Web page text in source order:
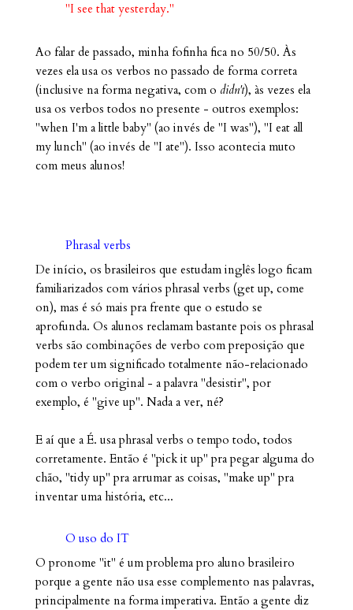
"I see that yesterday."
Ao falar de passado, minha fofinha fica no 50/50. Às
vezes ela usa os verbos no passado de forma correta
(inclusive na forma negativa, com o didn't), às vezes ela
usa os verbos todos no presente - outros exemplos:
"when I'm a little baby" (ao invés de "I was"), "I eat all
my lunch" (ao invés de "I ate"). Isso acontecia muto
com meus alunos!
Phrasal verbs
De início, os brasileiros que estudam inglês logo ficam
familiarizados com vários phrasal verbs (get up, come
on), mas é só mais pra frente que o estudo se
aprofunda. Os alunos reclamam bastante pois os phrasal
verbs são combinações de verbo com preposição que
podem ter um significado totalmente não-relacionado
com o verbo original - a palavra "desistir", por
exemplo, é "give up". Nada a ver, né?
E aí que a É. usa phrasal verbs o tempo todo, todos
corretamente. Então é "pick it up" pra pegar alguma do
chão, "tidy up" pra arrumar as coisas, "make up" pra
inventar uma história, etc...
O uso do IT
O pronome "it" é um problema pro aluno brasileiro
porque a gente não usa esse complemento nas palavras,
principalmente na forma imperativa. Então a gente diz